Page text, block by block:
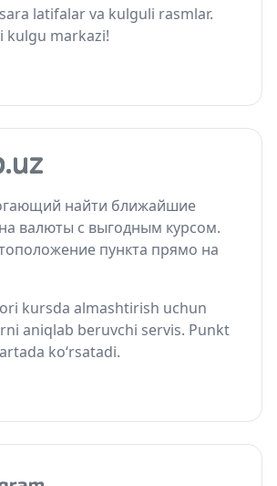
latifalar va kulguli rasmlar.
kulgu markazi!
найти ближайшие
валюты с выгодным курсом.
пункта прямо на
kursda almashtirish uchun
aniqlab beruvchi servis. Punkt
ko‘rsatadi.